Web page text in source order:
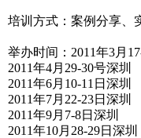
培训方式：案例分享、
举办时间：2011年3
2011年4月29-30号深
2011年6月10-11日深
2011年7月22-23日
2011年9月7-8日深
2011年10月28-29日